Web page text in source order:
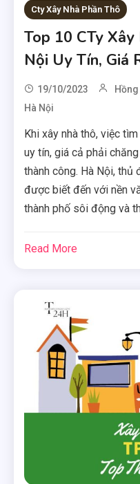
Cty Xây Nhà Phần Thô
Top 10 CTy
Nội Uy Tín, Giá
19/10/2023
Hà Nội
Khi xây nhà thô, việc
uy tín, giá cả phải
thành công. Hà Nội, thủ
được biết đến với nền
thành phố sôi động và
Read More